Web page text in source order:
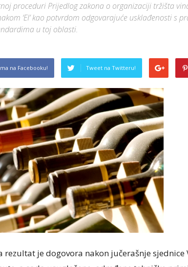
proceduri Prijedlog zakona o organizaciji tržišta
‘EI’ kao potvrdom odgovarajuće usklađenosti s
u toj oblasti.
na Facebooku! Tweet na Twitteru!
rezultat je dogovora nakon jučerašnje